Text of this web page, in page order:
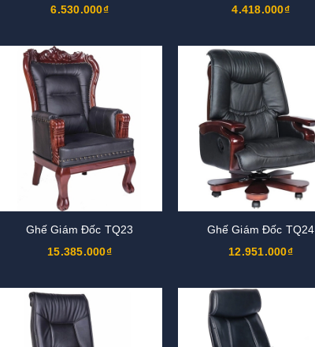
6.530.000₫
4.418.000₫
Ghế Giám Đốc TQ23
15.385.000₫
Ghế Giám Đốc TQ24
12.951.000₫